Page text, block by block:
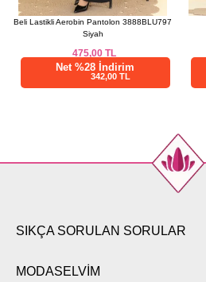
Beli Lastikli Aerobin Pantolon 3888BLU797
Siyah
475,00TL
Net %28 İndirim
342,00 TL
SIKÇA SORULAN SORULAR
MODASELVİM